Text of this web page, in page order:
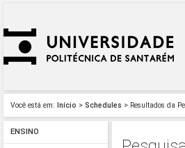
Você está em: Início > Schedules > Resultados da
ENSINO